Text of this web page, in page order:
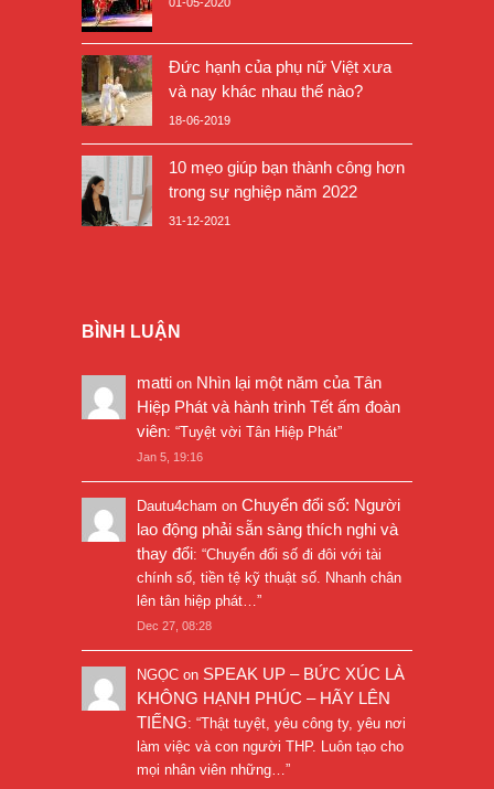
Đức hạnh của phụ nữ Việt xưa
và nay khác nhau thế nào?
18-06-2019
10 mẹo giúp bạn thành công hơn
trong sự nghiệp năm 2022
31-12-2021
BÌNH LUẬN
matti on Nhìn lại một năm của Tân
Hiệp Phát và hành trình Tết ấm đoàn
viên: “Tuyệt vời Tân Hiệp Phát”
Jan 5, 19:16
Dautu4cham on Chuyển đổi số: Người
lao động phải sẵn sàng thích nghi và
thay đổi: “Chuyển đổi số đi đôi với tài
chính số, tiền tệ kỹ thuật số. Nhanh chân
lên tân hiệp phát… ”
Dec 27, 08:28
NGỌC on SPEAK UP – BỨC XÚC LÀ
KHÔNG HẠNH PHÚC – HÃY LÊN
TIẾNG: “Thật tuyệt, yêu công ty, yêu nơi
làm việc và con người THP. Luôn tạo cho
mọi nhân viên những… ”